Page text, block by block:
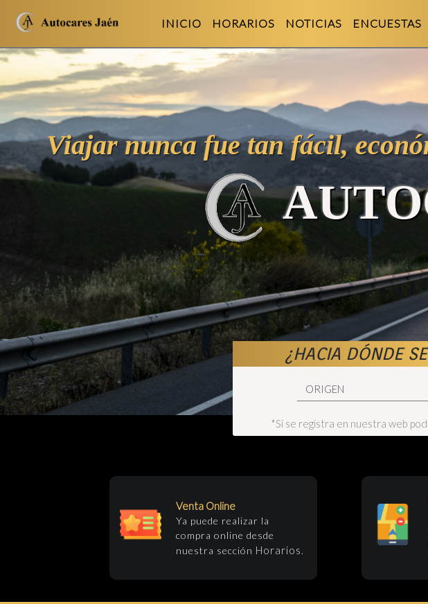
INICIO HORARIOS NOTICIAS ENCUESTAS
Viajar nunca fue tan fácil,
Venta Online
Ya puede realizar la
compra online desde
nuestra sección Horarios.
¿HACIA DÓNDE
*Si se registra en nuestra web